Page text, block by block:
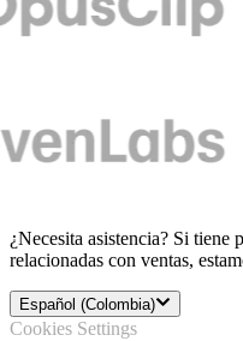
¿Necesita asistencia? Si tiene
relacionadas con ventas,
Español (Colombia)
Cookies Settings